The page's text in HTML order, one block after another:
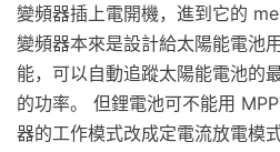
變頻器插上電開機，進到它的
變頻器本來是設計給太陽能電池
能，可以自動追蹤太陽能電池的
的功率。 但鋰電池可不能用
器的工作模式改成定電流放電模